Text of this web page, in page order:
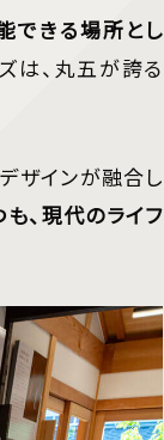
できる場所とし
は、丸五が誇る
ザインが融合し
、現代のライフ